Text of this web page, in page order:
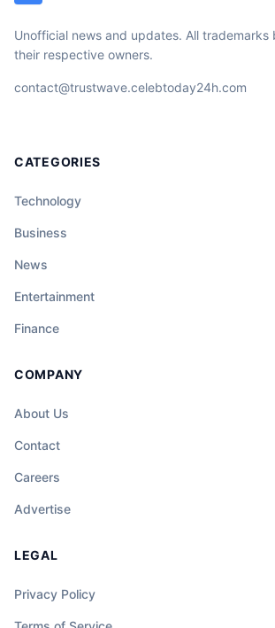
Unofficial news and updates. All trademarks
their respective owners.
contact@trustwave.celebtoday24h.com
CATEGORIES
Technology
Business
News
Entertainment
Finance
COMPANY
About Us
Contact
Careers
Advertise
LEGAL
Privacy Policy